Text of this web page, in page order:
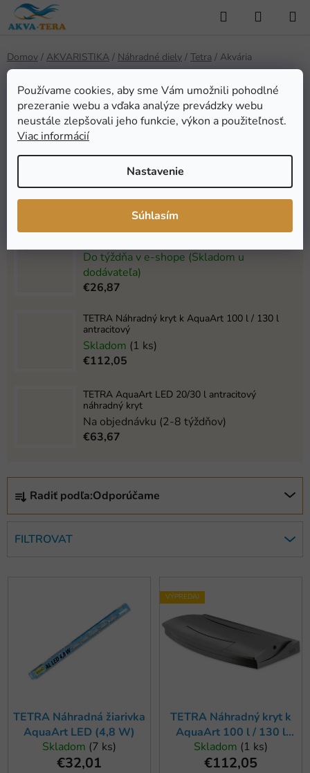
Používame cookies, aby sme Vám umožnili pohodlné
prezeranie webu a vďaka analýze prevádzky webu
neustále zlepšovali jeho funkcie, výkon a použiteľnosť.
Viac informácií
Nastavenie
Súhlasím
Prejsť
na
Hľadať
Domov / AKVARISTIKA / Náhradné diely / Tetra / Akvária
Akvária
Najpredávanejšie
TETRA Náhradná žiarivka AquaArt LED (9,6W)
Skladom(1 ks)
€46,12
Do týždňa v e-shope (Skladom u
dodávateľa)
€26,87
TETRA Náhradný kryt k AquaArt 100 l / 130 l
antracitový
Skladom (1 ks)
€112,05
TETRA AquaArt LED 20/30 l antracitový
náhradný kryt
Na objednávku (2-8 týždňov)
€63,67
R
d
Radiť podľa:Odporúčame
FILTROVAT
TETRA Náhradná žiarivka
AquaArt LED (4,8 W)
Skladom (7 ks)
€32,01
VÝPREDAJ
TETRA Náhradný kryt k
AquaArt 100 l / 130 l
antracitový
Skladom (1 ks)
€112,05